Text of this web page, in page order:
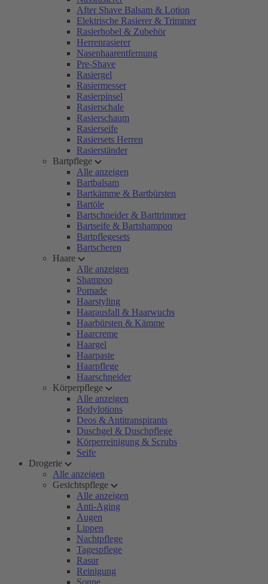
After Shave Balsam & Lotion
Elektrische Rasierer & Trimmer
Rasierhobel & Zubehör
Herrenrasierer
Nasenhaarentfernung
Pre-Shave
Rasiergel
Rasiermesser
Rasierpinsel
Rasierschale
Rasierschaum
Rasierseife
Rasiersets Herren
Rasierständer
Bartpflege
Alle anzeigen
Bartbalsam
Bartkämme & Bartbürsten
Bartöle
Bartschneider & Barttrimmer
Bartseife & Bartshampoo
Bartpflegesets
Bartscheren
Haare
Alle anzeigen
Shampoo
Pomade
Haarstyling
Haarausfall & Haarwuchs
Haarbürsten & Kämme
Haarcreme
Haargel
Haarpaste
Haarpflege
Haarschneider
Körperpflege
Alle anzeigen
Bodylotions
Deos & Antitranspirants
Duschgel & Duschpflege
Körperreinigung & Scrubs
Seife
Drogerie
Alle anzeigen
Gesichtspflege
Alle anzeigen
Anti-Aging
Augen
Lippen
Nachtpflege
Tagespflege
Rasur
Reinigung
Sonne